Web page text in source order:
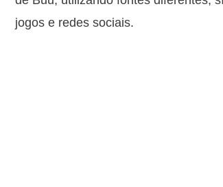
jogos e redes sociais.